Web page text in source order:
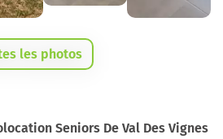
les photos
Seniors De Val Des Vignes